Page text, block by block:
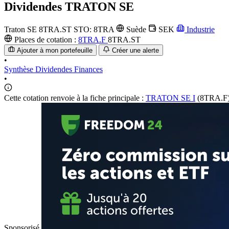
Dividendes TRATON SE
Traton SE 8TRA.ST STO: 8TRA Suède SEK
Industrie
Places de cotation : 8TRA.F 8TRA.ST
Ajouter à mon portefeuille Créer une alerte
•
Synthèse Dividendes Finances
•
Cette cotation renvoie à la fiche principale : TRATON SE I